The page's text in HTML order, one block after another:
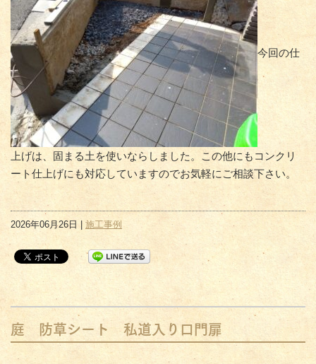
今回の仕
上げは、固まる土を使いならしました。この他にもコンクリ
ート仕上げにも対応していますのでお気軽にご相談下さい。
2026年06月26日 | 施工事例
庭 防草シート 私道入り口門扉